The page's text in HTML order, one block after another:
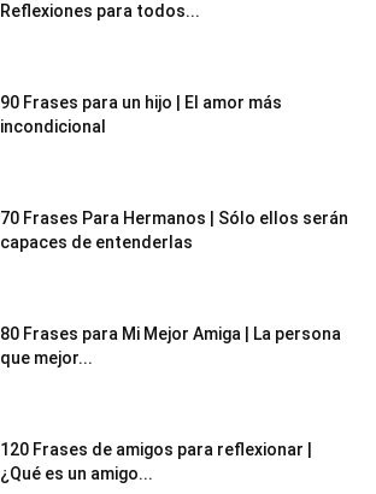
Reflexiones para todos...
90 Frases para un hijo | El amor más
incondicional
70 Frases Para Hermanos | Sólo ellos serán
capaces de entenderlas
80 Frases para Mi Mejor Amiga | La persona
que mejor...
120 Frases de amigos para reflexionar |
¿Qué es un amigo...